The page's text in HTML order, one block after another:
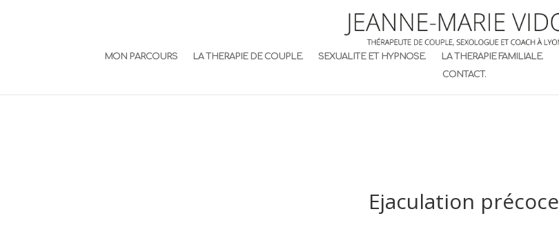
MON PARCOURS LA THERAPIE DE COUPLE. SEXUALITE ET HYPNOSE. LA THERAPIE FAMILIALE.
CONTACT.
Ejaculation précoce